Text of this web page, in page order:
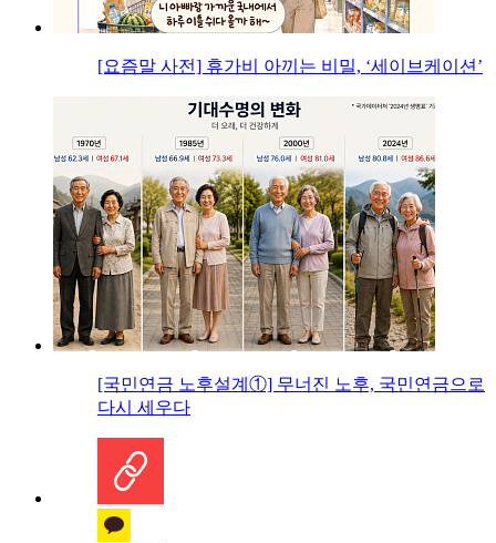
[요즘말 사전] 휴가비 아끼는 비밀, ‘세이브케이션’
[국민연금 노후설계①] 무너진 노후, 국민연금으로
다시 세우다